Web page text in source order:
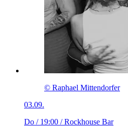
© Raphael Mittendorfer
03.09.
Do / 19:00 / Rockhouse Bar